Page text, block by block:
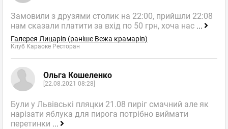
Замовили з друзями столик на 22:00, прийшли 22:08
нам сказали платити за вхід по 50 грн, хоча нас ...
Галерея Лицарів (раніше Вежа крамарів)
Клуб Караоке Ресторан
Ольга Кошеленко
[22.08.2021 08:28]
Були у Львівські пляцки 21.08 пиріг смачний але як
нарізати яблука для пирога потрібно виймати
перетинки ...